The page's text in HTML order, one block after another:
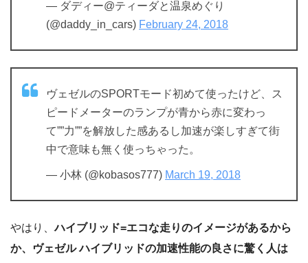
— ダディー@ティーダと温泉めぐり
(@daddy_in_cars) February 24, 2018
ヴェゼルのSPORTモード初めて使ったけど、ス
ピードメーターのランプが青から赤に変わっ
て””力””を解放した感あるし加速が楽しすぎて街
中で意味も無く使っちゃった。
— 小林 (@kobasos777) March 19, 2018
やはり、ハイブリッド=エコな走りのイメージがあるから
か、ヴェゼル ハイブリッドの加速性能の良さに驚く人は